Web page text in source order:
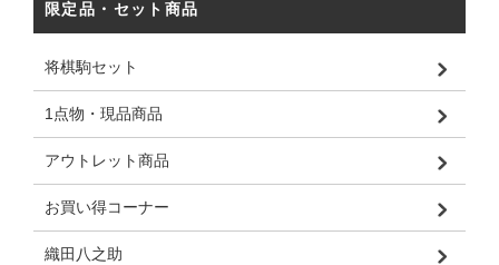
限定品・セット商品
将棋駒セット
1点物・現品商品
アウトレット商品
お買い得コーナー
織田八之助